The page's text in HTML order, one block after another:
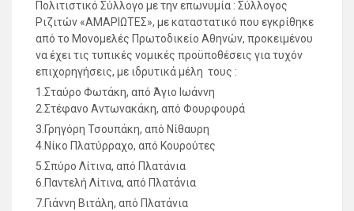
Πολιτιστικό Σύλλογο με την επωνυμία : Σύλλογος
Ριζιτών «ΑΜΑΡΙΩΤΕΣ», με καταστατικό που εγκρίθηκε
από το Μονομελές Πρωτοδικείο Αθηνών, προκειμένου
να έχει τις τυπικές νομικές προϋποθέσεις για τυχόν
επιχορηγήσεις, με ιδρυτικά μέλη τους :
1.Σταύρο Φωτάκη, από Άγιο Ιωάννη
2.Στέφανο Αντωνακάκη, από Φουρφουρά
3.Γρηγόρη Τσουπάκη, από Νίθαυρη
4.Νίκο Πλατύρραχο, από Κουρούτες
5.Σπύρο Λίτινα, από Πλατάνια
6.Παντελή Λίτινα, από Πλατάνια
7.Γιάννη Βιτάλη, από Πλατάνια